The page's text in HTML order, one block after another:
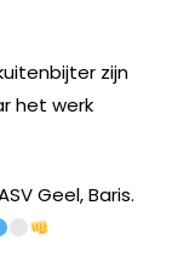
zijn
het werk
Geel, Baris.